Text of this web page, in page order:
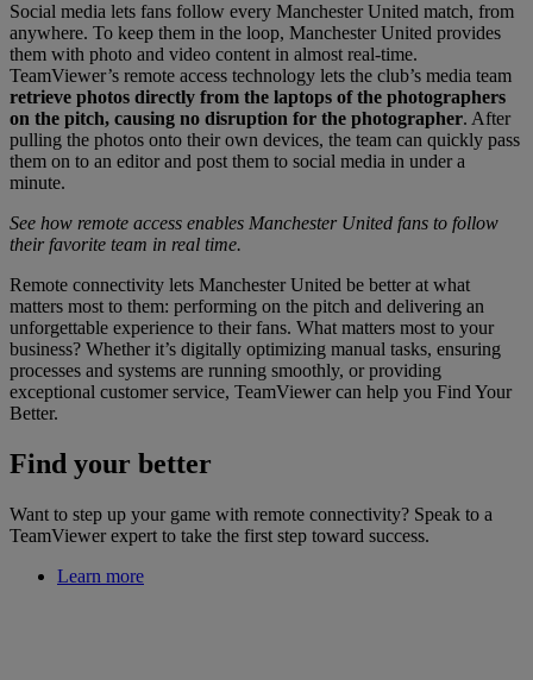
Social media lets fans follow every Manchester United match, from
anywhere. To keep them in the loop, Manchester United provides
them with photo and video content in almost real-time.
TeamViewer’s remote access technology lets the club’s media team
retrieve photos directly from the laptops of the photographers
on the pitch, causing no disruption for the photographer. After
pulling the photos onto their own devices, the team can quickly pass
them on to an editor and post them to social media in under a
minute.
See how remote access enables Manchester United fans to follow
their favorite team in real time.
Remote connectivity lets Manchester United be better at what
matters most to them: performing on the pitch and delivering an
unforgettable experience to their fans. What matters most to your
business? Whether it’s digitally optimizing manual tasks, ensuring
processes and systems are running smoothly, or providing
exceptional customer service, TeamViewer can help you Find Your
Better.
Find your better
Want to step up your game with remote connectivity? Speak to a
TeamViewer expert to take the first step toward success.
Learn more